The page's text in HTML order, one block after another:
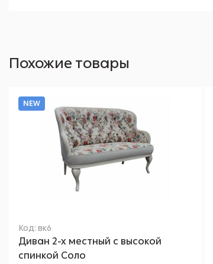
Похожие товары
NEW
Код: вк6
Диван 2-х местный с высокой
спинкой Соло